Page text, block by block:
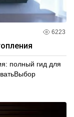
6223
полный гид для